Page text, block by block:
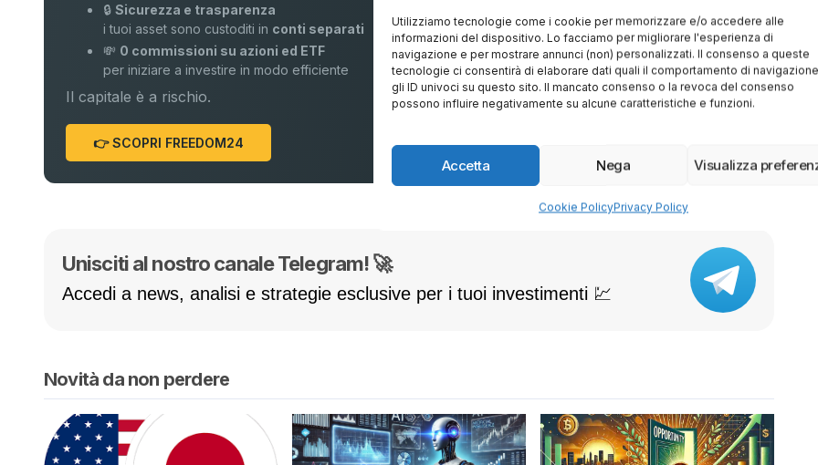
Utilizziamo tecnologie come i cookie per memorizzare e/o accedere alle
informazioni del dispositivo. Lo facciamo per migliorare l'esperienza di
navigazione e per mostrare annunci (non) personalizzati. Il consenso a queste
tecnologie ci consentirà di elaborare dati quali il comportamento di
gli ID univoci su questo sito. Il mancato consenso o la revoca del consenso
possono influire negativamente su alcune caratteristiche e funzioni.
Accetta Nega Visualizza
Cookie PolicyPrivacy Policy
🔒Sicurezza e trasparenza
i tuoi asset sono custoditi in conti separati
💸 0 commissioni su azioni ed ETF
per iniziare a investire in modo efficiente
Il capitale è a rischio.
👉 SCOPRI FREEDOM24
Unisciti al nostro canale Telegram! 🚀
Accedi a news, analisi e strategie esclusive per i tuoi investimenti 💹
Novità da non perdere